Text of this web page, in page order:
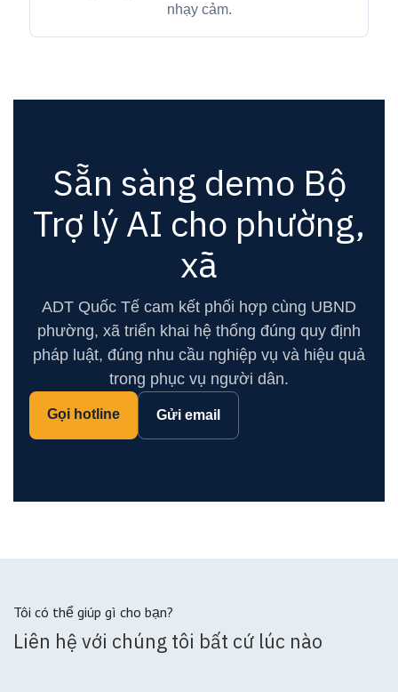
nhạy cảm.
Sẵn sàng demo Bộ
Trợ lý AI cho phường,
xã
ADT Quốc Tế cam kết phối hợp cùng UBND
phường, xã triển khai hệ thống đúng quy định
pháp luật, đúng nhu cầu nghiệp vụ và hiệu quả
trong phục vụ người dân.
Gọi hotline Gửi email
Tôi có thể giúp gì cho bạn?
Liên hệ với chúng tôi bất cứ lúc nào